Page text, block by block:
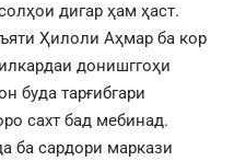
дигар ҳам ҳаст.
Ҳилоли Аҳмар ба кор
донишггоҳи
буда тарғибгари
сахт бад мебинад.
ба сардори маркази